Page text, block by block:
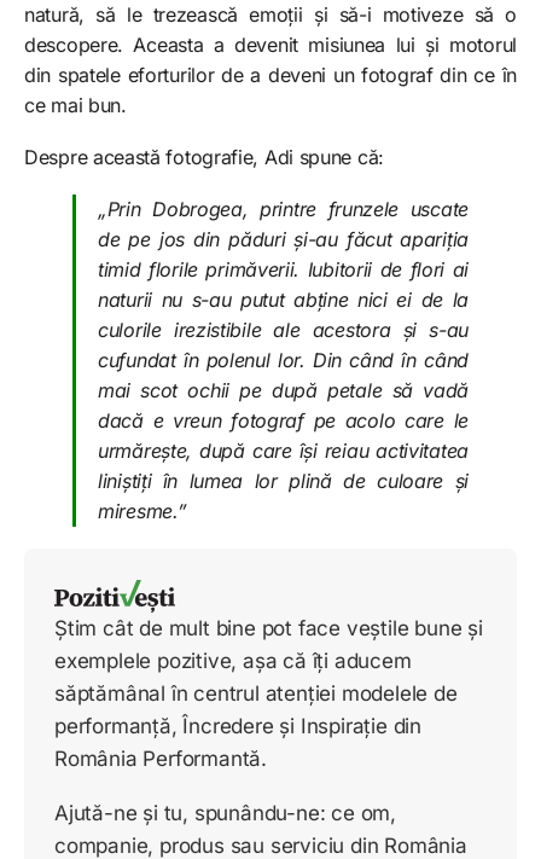
natură, să le trezească emoții și să-i motiveze să o
descopere. Aceasta a devenit misiunea lui și motorul
din spatele eforturilor de a deveni un fotograf din ce în
ce mai bun.
Despre această fotografie, Adi spune că:
„Prin Dobrogea, printre frunzele uscate
de pe jos din păduri și-au făcut apariția
timid florile primăverii. Iubitorii de flori ai
naturii nu s-au putut abține nici ei de la
culorile irezistibile ale acestora și s-au
cufundat în polenul lor. Din când în când
mai scot ochii pe după petale să vadă
dacă e vreun fotograf pe acolo care le
urmărește, după care își reiau activitatea
liniștiți în lumea lor plină de culoare și
miresme.”
Știm cât de mult bine pot face veștile bune și
exemplele pozitive, așa că îți aducem
săptămânal în centrul atenției modelele de
performanță, Încredere și Inspirație din
România Performantă.
Ajută-ne și tu, spunându-ne: ce om,
companie, produs sau serviciu din România